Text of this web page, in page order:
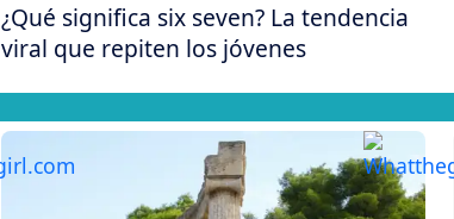
¿Qué significa six seven? La tendencia
viral que repiten los jóvenes